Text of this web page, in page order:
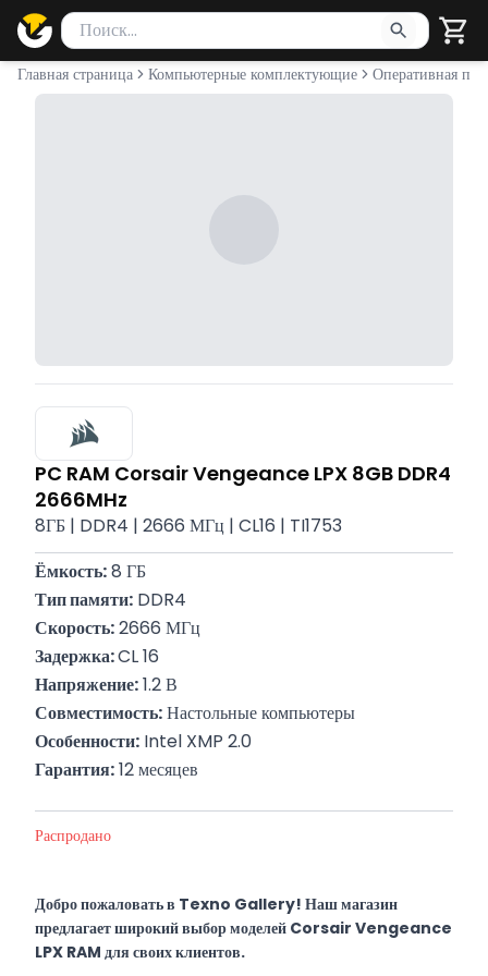
Поиск товаров
Введите минимум 2 символа для поиска. Нажмите Enter
Главная страница Компьютерные комплектующие Оперативная
PC RAM Corsair Vengeance LPX 8GB DDR4
2666MHz
8ГБ | DDR4 | 2666 МГц | CL16 | TI1753
Ёмкость: 8 ГБ
Тип памяти: DDR4
Скорость: 2666 МГц
Задержка: CL 16
Напряжение: 1.2 В
Совместимость: Настольные компьютеры
Особенности: Intel XMP 2.0
Гарантия: 12 месяцев
Распродано
Добро пожаловать в Texno Gallery! Наш магазин
предлагает широкий выбор моделей Corsair Vengeance
LPX RAM для своих клиентов.